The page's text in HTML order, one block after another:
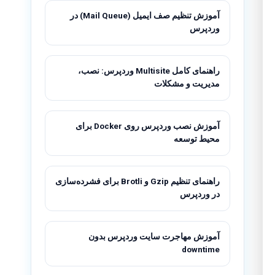
آموزش تنظیم صف ایمیل (Mail Queue) در
وردپرس
راهنمای کامل Multisite وردپرس: نصب،
مدیریت و مشکلات
آموزش نصب وردپرس روی Docker برای
محیط توسعه
راهنمای تنظیم Gzip و Brotli برای فشرده‌سازی
در وردپرس
آموزش مهاجرت سایت وردپرس بدون
downtime